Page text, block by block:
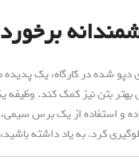
شده در کارگاه، یک پدیده
بهتر بتن نیز کمک کند.
و استفاده از یک برس
کرد. به یاد داشته